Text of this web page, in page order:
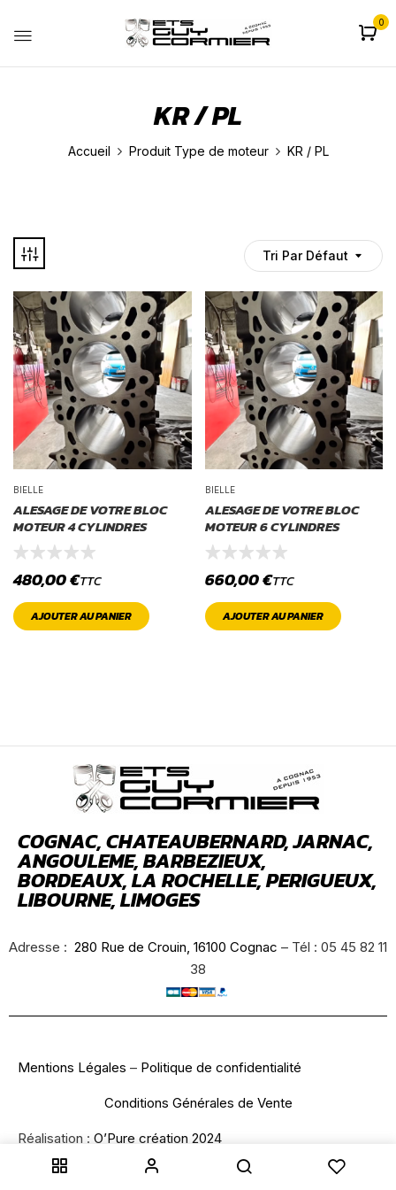
0
KR / PL
Accueil Produit Type de moteur KR / PL
Tri Par Défaut
BIELLE
ALESAGE DE VOTRE BLOC
MOTEUR 4 CYLINDRES
480,00€TTC
AJOUTER AU PANIER
BIELLE
ALESAGE DE VOTRE BLOC
MOTEUR 6 CYLINDRES
660,00€TTC
AJOUTER AU PANIER
COGNAC, CHATEAUBERNARD, JARNAC,
ANGOULEME, BARBEZIEUX,
BORDEAUX, LA ROCHELLE, PERIGUEUX,
LIBOURNE, LIMOGES
Adresse : 280 Rue de Crouin, 16100 Cognac – Tél : 05 45 82 11
38
Mentions Légales – Politique de confidentialité
Conditions Générales de Vente
Réalisation : O’Pure création 2024